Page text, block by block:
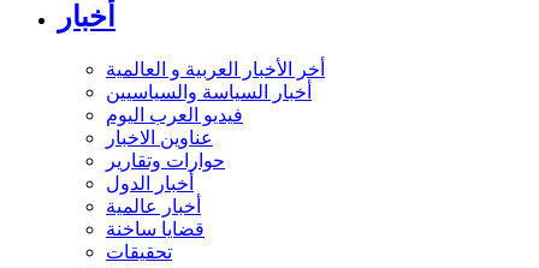
أخبار
أخر الأخبار العربية و العالمية
أخبار السياسة والسياسيين
فيديو العرب اليوم
عناوين الاخبار
حوارات وتقارير
أخبار الدول
أخبار عالمية
قضايا ساخنة
تحقيقات